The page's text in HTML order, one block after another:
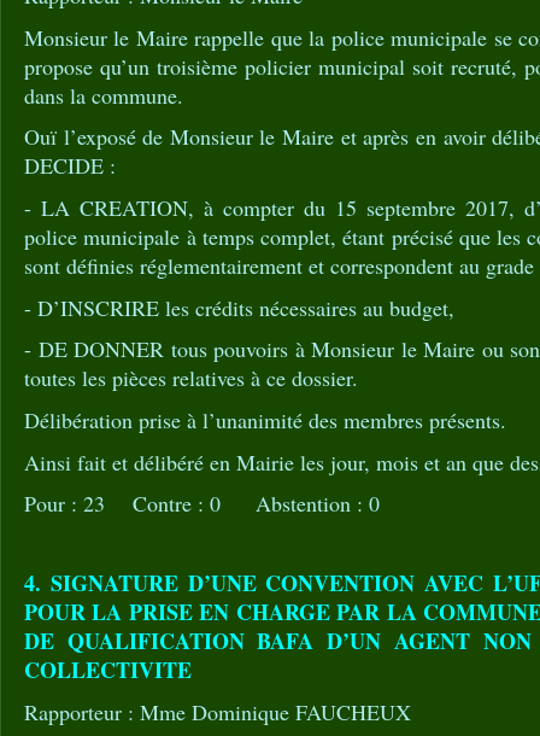
Monsieur le Maire rappelle que la police municipale se
propose qu’un troisième policier municipal soit recruté,
dans la commune.
Ouï l’exposé de Monsieur le Maire et après en avoir
DECIDE :
- LA CREATION, à compter du 15 septembre 2017,
police municipale à temps complet, étant précisé que les
sont définies réglementairement et correspondent au
- D’INSCRIRE les crédits nécessaires au budget,
- DE DONNER tous pouvoirs à Monsieur le Maire ou
toutes les pièces relatives à ce dossier.
Délibération prise à l’unanimité des membres présents.
Ainsi fait et délibéré en Mairie les jour, mois et an que
Pour : 23 Contre : 0 Abstention : 0
4. SIGNATURE D’UNE CONVENTION AVEC
POUR LA PRISE EN CHARGE PAR LA
DE QUALIFICATION BAFA D’UN AGENT
COLLECTIVITE
Rapporteur : Mme Dominique FAUCHEUX